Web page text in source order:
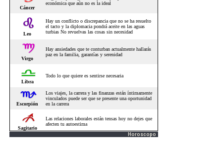
Horoscopo